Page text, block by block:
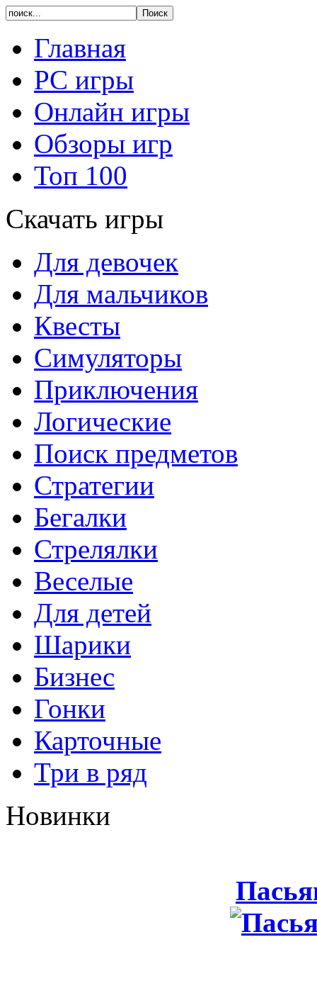
Главная
PC игры
Онлайн игры
Обзоры игр
Топ 100
Скачать игры
Для девочек
Для мальчиков
Квесты
Симуляторы
Приключения
Логические
Поиск предметов
Стратегии
Бегалки
Стрелялки
Веселые
Для детей
Шарики
Бизнес
Гонки
Карточные
Три в ряд
Новинки